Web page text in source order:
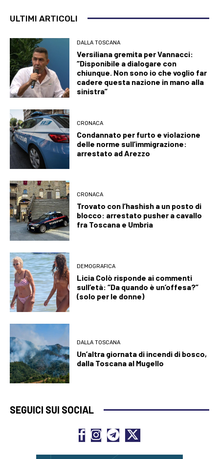
ULTIMI ARTICOLI
DALLA TOSCANA
Versiliana gremita per Vannacci:
“Disponibile a dialogare con
chiunque. Non sono io che voglio far
cadere questa nazione in mano alla
sinistra”
CRONACA
Condannato per furto e violazione
delle norme sull’immigrazione:
arrestato ad Arezzo
CRONACA
Trovato con l’hashish a un posto di
blocco: arrestato pusher a cavallo
fra Toscana e Umbria
DEMOGRAFICA
Licia Colò risponde ai commenti
sull’età: “Da quando è un’offesa?”
(solo per le donne)
DALLA TOSCANA
Un’altra giornata di incendi di bosco,
dalla Toscana al Mugello
SEGUICI SUI SOCIAL